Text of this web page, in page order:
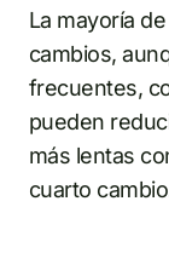
La mayoría
cambios,
frecuentes,
pueden
más lentas
cuarto